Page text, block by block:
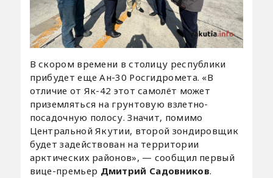
В скором времени в столицу республики
прибудет еще Ан-30 Росгидромета. «В
отличие от Як-42 этот самолёт может
приземляться на грунтовую взлетно-
посадочную полосу. Значит, помимо
Центральной Якутии, второй зондировщик
будет задействован на территории
арктических районов», — сообщил первый
вице-премьер Дмитрий Садовников.